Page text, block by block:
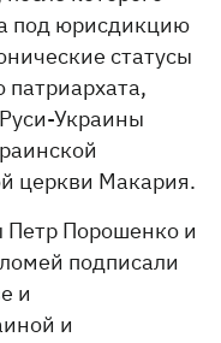
под юрисдикцию
статусы
патриархата,
Украины
церкви Макария.
Петр Порошенко и
подписали
и
и